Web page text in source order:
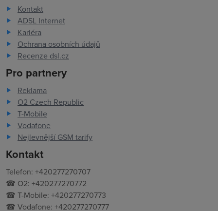
Kontakt
ADSL Internet
Kariéra
Ochrana osobních údajů
Recenze dsl.cz
Pro partnery
Reklama
O2 Czech Republic
T-Mobile
Vodafone
Nejlevnější GSM tarify
Kontakt
Telefon: +420277270707
☎ O2: +420277270772
☎ T-Mobile: +420277270773
☎ Vodafone: +420277270777